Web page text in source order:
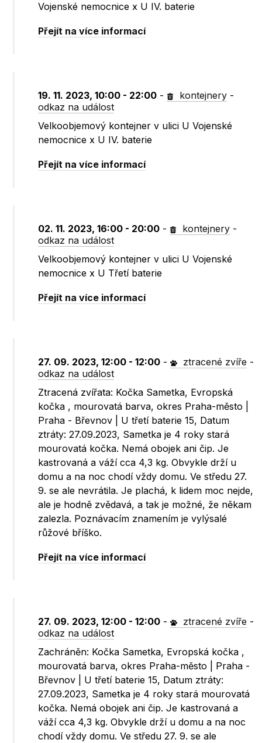
Vojenské nemocnice x U IV. baterie
Přejít na více informací
19. 11. 2023, 10:00 - 22:00 - kontejnery -
odkaz na událost
Velkoobjemový kontejner v ulici U Vojenské
nemocnice x U IV. baterie
Přejít na více informací
02. 11. 2023, 16:00 - 20:00 - kontejnery -
odkaz na událost
Velkoobjemový kontejner v ulici U Vojenské
nemocnice x U Třetí baterie
Přejít na více informací
27. 09. 2023, 12:00 - 12:00 - ztracené zvíře -
odkaz na událost
Ztracená zvířata: Kočka Sametka, Evropská
kočka , mourovatá barva, okres Praha-město |
Praha - Břevnov | U třetí baterie 15, Datum
ztráty: 27.09.2023, Sametka je 4 roky stará
mourovatá kočka. Nemá obojek ani čip. Je
kastrovaná a váží cca 4,3 kg. Obvykle drží u
domu a na noc chodí vždy domu. Ve středu 27.
9. se ale nevrátila. Je plachá, k lidem moc nejde,
ale je hodně zvědavá, a tak je možné, že někam
zalezla. Poznávacím znamením je vylýsalé
růžové bříško.
Přejít na více informací
27. 09. 2023, 12:00 - 12:00 - ztracené zvíře -
odkaz na událost
Zachráněn: Kočka Sametka, Evropská kočka ,
mourovatá barva, okres Praha-město | Praha -
Břevnov | U třetí baterie 15, Datum ztráty:
27.09.2023, Sametka je 4 roky stará mourovatá
kočka. Nemá obojek ani čip. Je kastrovaná a
váží cca 4,3 kg. Obvykle drží u domu a na noc
chodí vždy domu. Ve středu 27. 9. se ale